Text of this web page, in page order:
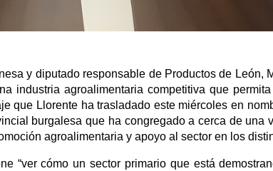
y diputado responsable de Productos de León,
industria agroalimentaria competitiva que
que Llorente ha trasladado este miércoles en
burgalesa que ha congregado a cerca de una
agroalimentaria y apoyo al sector en los
“ver cómo un sector primario que está